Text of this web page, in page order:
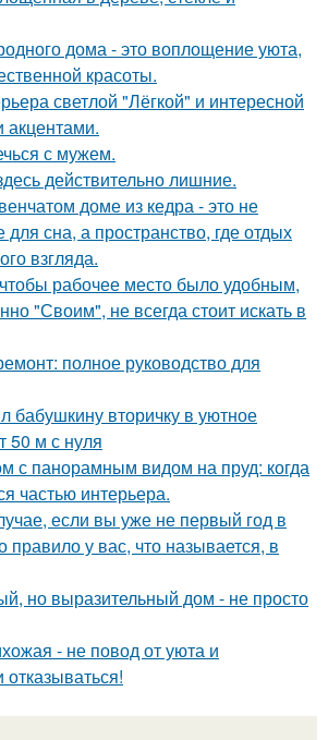
дома - это воплощение уюта,
красоты.
светлой "Лёгкой" и интересной
акцентами.
с мужем.
действительно лишние.
доме из кедра - это не
сна, а пространство, где отдых
взгляда.
чтобы рабочее место было удобным,
"Своим", не всегда стоит искать в
полное руководство для
бабушкину вторичку в уютное
50 м с нуля
с панорамным видом на пруд: когда
частью интерьера.
если вы уже не первый год в
правило у вас, что называется, в
но выразительный дом - не просто
- не повод от уюта и